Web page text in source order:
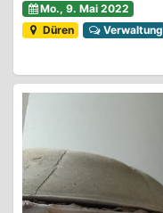
Mo., 9. Mai 2022
Düren
Verwaltung